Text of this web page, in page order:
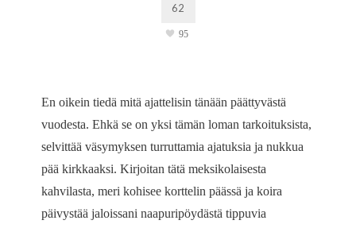
62
95
En oikein tiedä mitä ajattelisin tänään päättyvästä
vuodesta. Ehkä se on yksi tämän loman tarkoituksista,
selvittää väsymyksen turruttamia ajatuksia ja nukkua
pää kirkkaaksi. Kirjoitan tätä meksikolaisesta
kahvilasta, meri kohisee korttelin päässä ja koira
päivystää jaloissani naapuripöydästä tippuvia